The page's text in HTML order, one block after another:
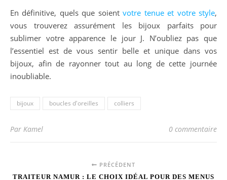
En définitive, quels que soientvotre tenue et votre style,
vous trouverez assurément les bijoux parfaits pour
sublimer votre apparence le jour J. N’oubliez pas que
l’essentiel est de vous sentir belle et unique dans vos
bijoux, afin de rayonner tout au long de cette journée
inoubliable.
bijoux boucles d'oreilles colliers
Par Kamel 0 commentaire
PRÉCÉDENT
TRAITEUR NAMUR : LE CHOIX IDÉAL POUR DES MENUS